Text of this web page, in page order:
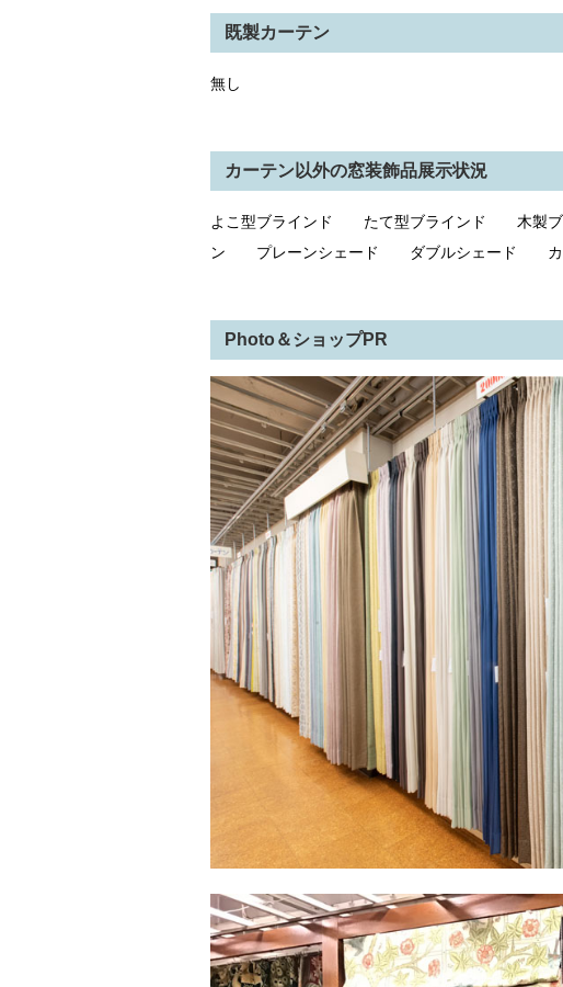
既製カーテン
無し
カーテン以外の窓装飾品展示状況
よこ型ブラインド たて型ブラインド 木製
ン プレーンシェード ダブルシェード
Photo＆ショップPR